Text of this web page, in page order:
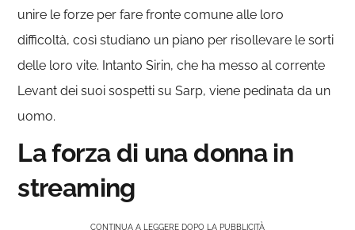
unire le forze per fare fronte comune alle loro
difficoltà, così studiano un piano per risollevare le sorti
delle loro vite. Intanto Sirin, che ha messo al corrente
Levant dei suoi sospetti su Sarp, viene pedinata da un
uomo.
La forza di una donna in
streaming
CONTINUA A LEGGERE DOPO LA PUBBLICITÀ